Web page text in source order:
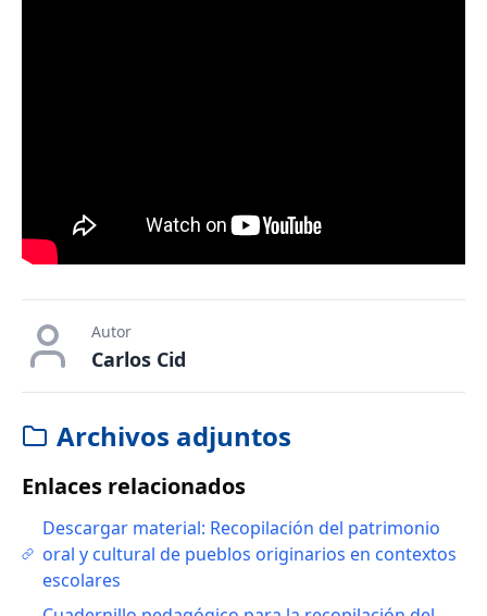
Autor
Carlos Cid
Archivos adjuntos
Enlaces relacionados
Descargar material: Recopilación del patrimonio
oral y cultural de pueblos originarios en contextos
escolares